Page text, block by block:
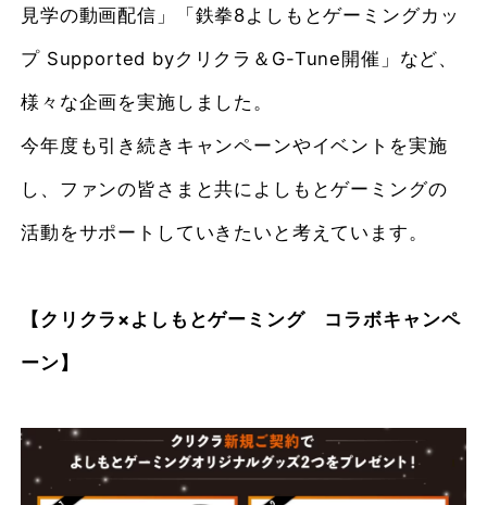
見学の動画配信」「鉄拳8よしもとゲーミングカッ
プ Supported byクリクラ＆G-Tune開催」など、
様々な企画を実施しました。
今年度も引き続きキャンペーンやイベントを実施
し、ファンの皆さまと共によしもとゲーミングの
活動をサポートしていきたいと考えています。
【クリクラ×よしもとゲーミング コラボキャンペ
ーン】